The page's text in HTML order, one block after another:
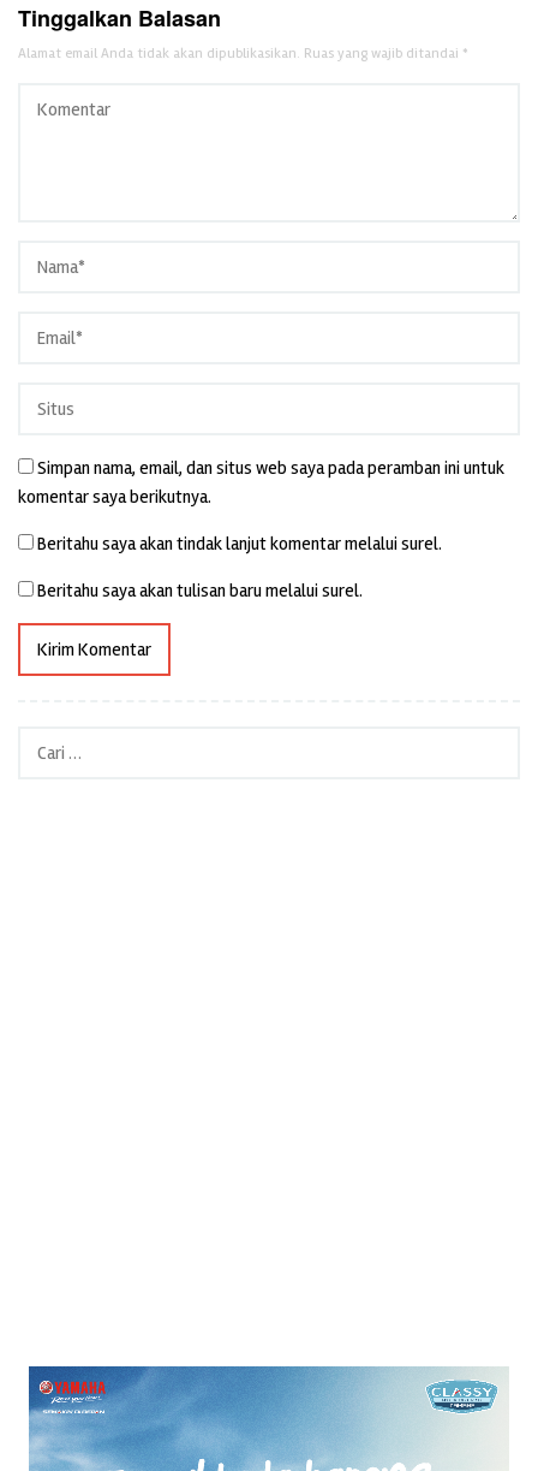
Tinggalkan Balasan
Alamat email Anda tidak akan dipublikasikan. Ruas yang wajib ditandai *
Simpan nama, email, dan situs web saya pada peramban ini untuk
komentar saya berikutnya.
Beritahu saya akan tindak lanjut komentar melalui surel.
Beritahu saya akan tulisan baru melalui surel.